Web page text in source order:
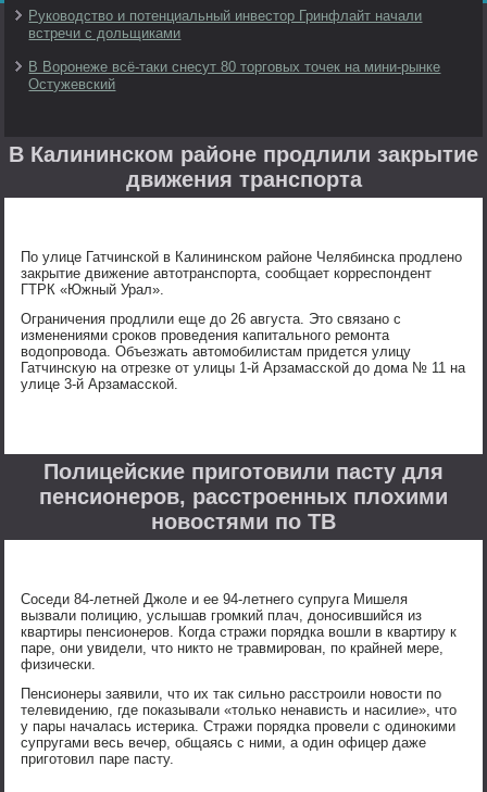
Руководство и потенциальный инвестор Гринфлайт начали
встречи с дольщиками
В Воронеже всё-таки снесут 80 торговых точек на мини-рынке
Остужевский
В Калининском районе продлили закрытие
движения транспорта
По улице Гатчинской в Калининском районе Челябинска продлено
закрытие движение автотранспорта, сообщает корреспондент
ГТРК «Южный Урал».
Ограничения продлили еще до 26 августа. Это связано с
изменениями сроков проведения капитального ремонта
водопровода. Объезжать автомобилистам придется улицу
Гатчинскую на отрезке от улицы 1-й Арзамасской до дома № 11 на
улице 3-й Арзамасской.
Полицейские приготовили пасту для
пенсионеров, расстроенных плохими
новостями по ТВ
Соседи 84-летней Джоле и ее 94-летнего супруга Мишеля
вызвали полицию, услышав громкий плач, доносившийся из
квартиры пенсионеров. Когда стражи порядка вошли в квартиру к
паре, они увидели, что никто не травмирован, по крайней мере,
физически.
Пенсионеры заявили, что их так сильно расстроили новости по
телевидению, где показывали «только ненависть и насилие», что
у пары началась истерика. Стражи порядка провели с одинокими
супругами весь вечер, общаясь с ними, а один офицер даже
приготовил паре пасту.